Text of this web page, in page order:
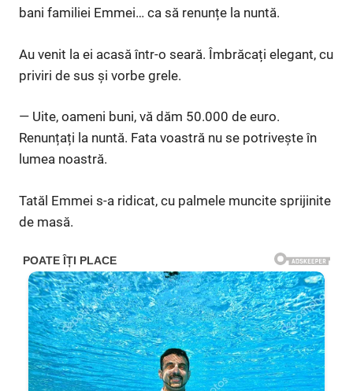
bani familiei Emmei… ca să renunțe la nuntă.
Au venit la ei acasă într-o seară. Îmbrăcați elegant, cu
priviri de sus și vorbe grele.
— Uite, oameni buni, vă dăm 50.000 de euro.
Renunțați la nuntă. Fata voastră nu se potrivește în
lumea noastră.
Tatăl Emmei s-a ridicat, cu palmele muncite sprijinite
de masă.